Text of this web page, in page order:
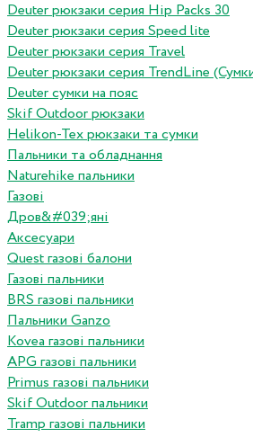
Deuter рюкзаки серия Hip Packs 30
Deuter рюкзаки серия Speed lite
Deuter рюкзаки серия Travel
Deuter рюкзаки серия TrendLine
Deuter сумки на пояс
Skif Outdoor рюкзаки
Helikon-Tex рюкзаки та сумки
Пальники та обладнання
Naturehike пальники
Газові
Дров&#039;яні
Аксесуари
Quest газові балони
Газові пальники
BRS газові пальники
Пальники Ganzo
Kovea газові пальники
APG газові пальники
Primus газові пальники
Skif Outdoor пальники
Tramp газові пальники